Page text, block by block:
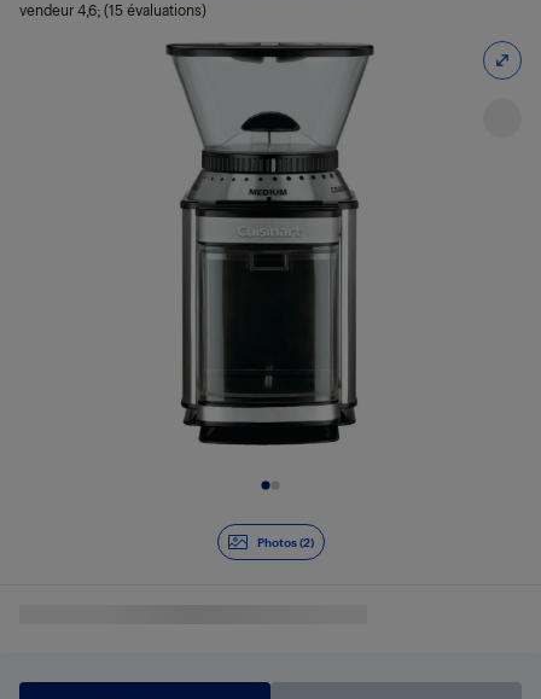
Photos (2)
vendeur 4,6; (15 évaluations)